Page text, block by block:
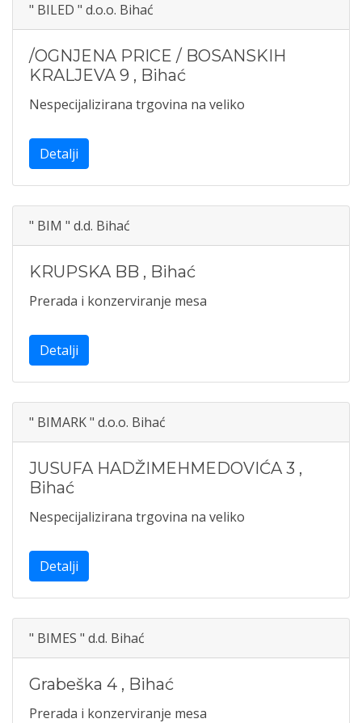
" BILED " d.o.o. Bihać
/OGNJENA PRICE / BOSANSKIH
KRALJEVA 9 , Bihać
Nespecijalizirana trgovina na veliko
Detalji
" BIM " d.d. Bihać
KRUPSKA BB , Bihać
Prerada i konzerviranje mesa
Detalji
" BIMARK " d.o.o. Bihać
JUSUFA HADŽIMEHMEDOVIĆA 3 ,
Bihać
Nespecijalizirana trgovina na veliko
Detalji
" BIMES " d.d. Bihać
Grabeška 4 , Bihać
Prerada i konzerviranje mesa